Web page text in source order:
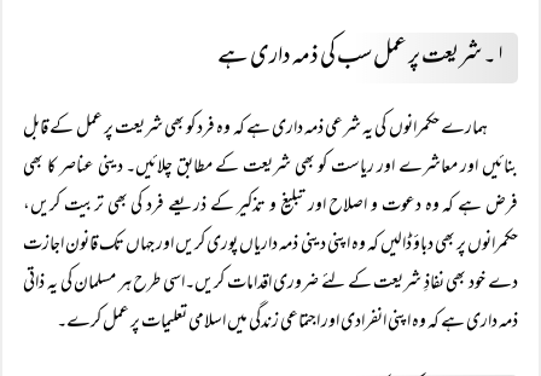
۱۔ شریعت پر عمل سب کی ذمہ داری ہے
ہمارے حکمرانوں کی یہ شرعی ذمہ داری ہے کہ وہ فرد کو بھی شریعت پر عمل کے قابل
بنائیں اور معاشرے اور ریاست کو بھی شریعت کے مطابق چلائیں۔ دینی عناصر کا بھی
فرض ہے کہ وہ دعوت و اصلاح اور تبلیغ و تذکیر کے ذریعے فرد کی بھی تربیت کریں،
حکمرانوں پر بھی دباؤ ڈالیں کہ وہ اپنی دینی ذمہ داریاں پوری کریں اور جہاں تک قانون اجازت
دے خود بھی نفاذِ شریعت کے لئے ضروری اقدامات کریں۔اسی طرح ہر مسلمان کی یہ ذاتی
ذمہ داری ہے کہ وہ اپنی انفرادی اور اجتماعی زندگی میں اسلامی تعلیمات پر عمل کرے۔